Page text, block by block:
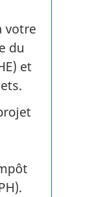
votre
du
et